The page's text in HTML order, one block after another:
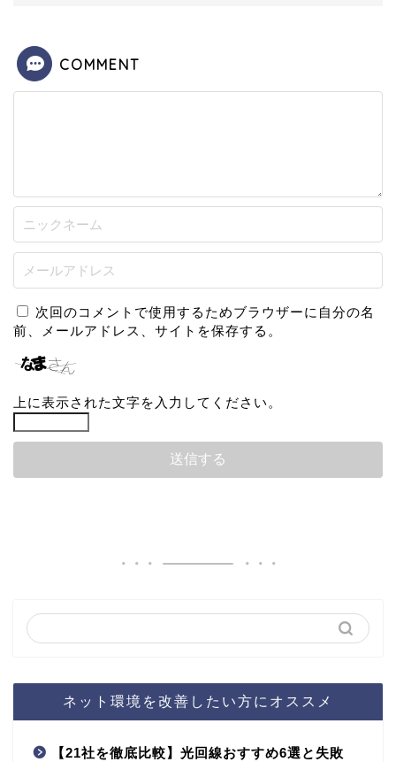
COMMENT
次回のコメントで使用するためブラウザーに自分の名
前、メールアドレス、サイトを保存する。
上に表示された文字を入力してください。
ネット環境を改善したい方にオススメ
【21社を徹底比較】光回線おすすめ6選と失敗